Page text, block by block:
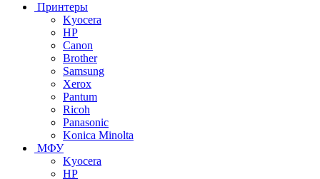
Принтеры
Kyocera
HP
Canon
Brother
Samsung
Xerox
Pantum
Ricoh
Panasonic
Konica Minolta
МФУ
Kyocera
HP